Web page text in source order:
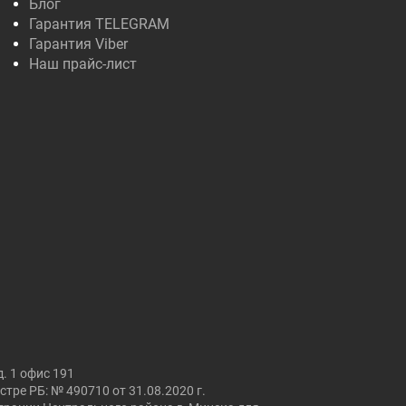
Блог
Гарантия TELEGRAM
Гарантия Viber
Наш прайс-лист
1 офис 191
РБ: № 490710 от 31.08.2020 г.